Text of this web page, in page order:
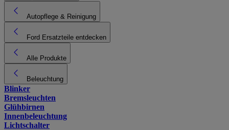
Autopflege & Reinigung
Ford Ersatzteile entdecken
Alle Produkte
Beleuchtung
Blinker
Bremsleuchten
Glühbirnen
Innenbeleuchtung
Lichtschalter